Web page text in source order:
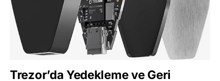
Trezor’da Yedekleme ve Geri